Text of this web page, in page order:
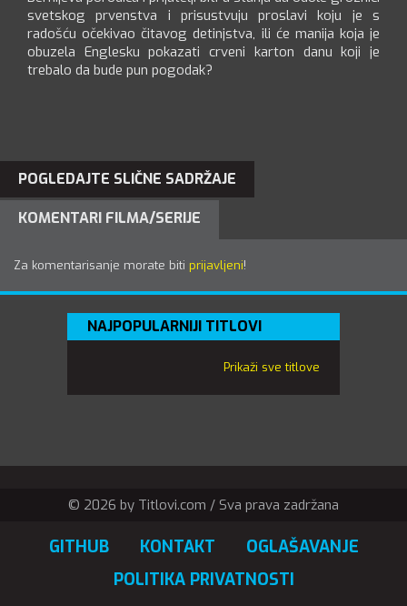
svetskog prvenstva i prisustvuju proslavi koju je s
radošću očekivao čitavog detinjstva, ili će manija koja je
obuzela Englesku pokazati crveni karton danu koji je
trebalo da bude pun pogodak?
POGLEDAJTE SLIČNE SADRŽAJE
KOMENTARI FILMA/SERIJE
Za komentarisanje morate biti prijavljeni!
NAJPOPULARNIJI TITLOVI
Prikaži sve titlove
© 2026 by Titlovi.com / Sva prava zadržana
GITHUB KONTAKT
OGLAŠAVANJE
POLITIKA PRIVATNOSTI